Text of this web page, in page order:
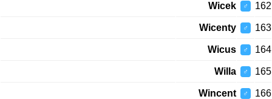
162
♂
Wicek
163
♂
Wicenty
164
♂
Wicus
165
♂
Willa
166
♂
Wincent